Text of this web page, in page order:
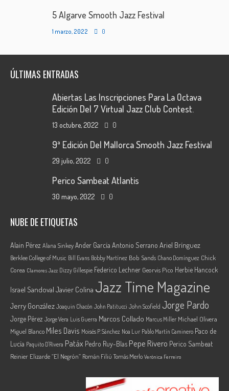
5 Algarve Smooth Jazz Festival
1 marzo, 2022 0
ÚLTIMAS ENTRADAS
Abiertas Las Inscripciones Para La Octava
Edición Del 7 Virtual Jazz Club Contest.
13 octubre, 2022 0
9ª Edición Del Mallorca Smooth Jazz Festival
29 julio, 2022 0
Perico Sambeat Atlantis
30 mayo, 2022 0
NUBE DE ETIQUETAS
Alain Pérez Alana SinkeyAnder García Antonio Serrano Ariel Brínguez
Berklee College of Music Bill Evans Bobby Martínez Bob Sands Chano Domínguez Chick
Corea Clamores Jazz Dizzy Gillespie Federico Lechner Georvis Pico Herbie Hancock
Israel Sandoval Javier Colina Jazz Time Magazine
Jerry González Joaquin Chacón John Patitucci John Scofield Jorge Pardo
Jorge Pérez Jorge Vera Luis Guerra Marcos Collado Marcus Miller Michael Olivera
Miguel Blanco Miles Davis Moisés P. Sánchez Noa Lur Pablo Martín Caminero Paco de
Lucía Paquito D'Rivera Patáx Pedro Ruy-Blas Pepe Rivero Perico Sambeat
Reinier Elizarde “El Negrón” Román Filiú Tomás Merlo Verónica Ferreiro